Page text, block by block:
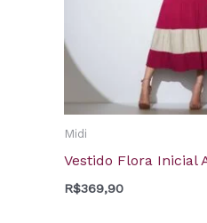
Midi
Vestido Flora Inicial
R$369,90